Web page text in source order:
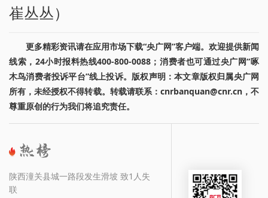
崔丛丛）
更多精彩资讯请在应用市场下载“央广网”客户端。欢迎提供新闻
线索，24小时报料热线400-800-0088；消费者也可通过央广网“啄
木鸟消费者投诉平台”线上投诉。版权声明：本文章版权归属央广网
所有，未经授权不得转载。转载请联系：cnrbanquan@cnr.cn，不
尊重原创的行为我们将追究责任。
陕西潼关县城一路段发生滑坡 致1人失
联